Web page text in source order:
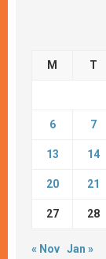
M T
6 7
13 14
20 21
27 28
« Nov Jan »